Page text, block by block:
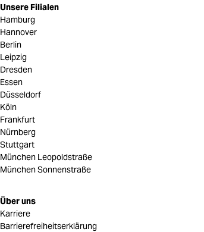
Unsere Filialen
Hamburg
Hannover
Berlin
Leipzig
Dresden
Essen
Düsseldorf
Köln
Frankfurt
Nürnberg
Stuttgart
München Leopoldstraße
München Sonnenstraße
Über uns
Karriere
Barrierefreiheitserklärung